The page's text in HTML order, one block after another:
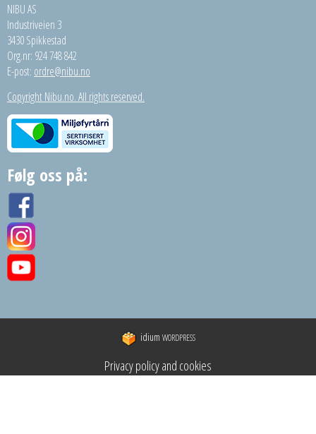
NIBU AS
Industriveien 3
3430 Spikkestad
Org.nr: 924 748 842
E-post: ordre@nibu.no
Copyright Nibu.no. All rights reserved.
Følg oss på:
idium WORDPRESS
Privacy policy and cookies